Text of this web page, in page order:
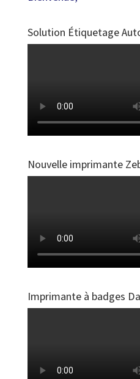
Solution Étiquetage
Nouvelle imprimante
Imprimante à badges